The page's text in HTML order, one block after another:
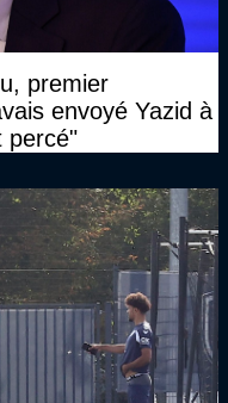
premier
envoyé Yazid à
percé"